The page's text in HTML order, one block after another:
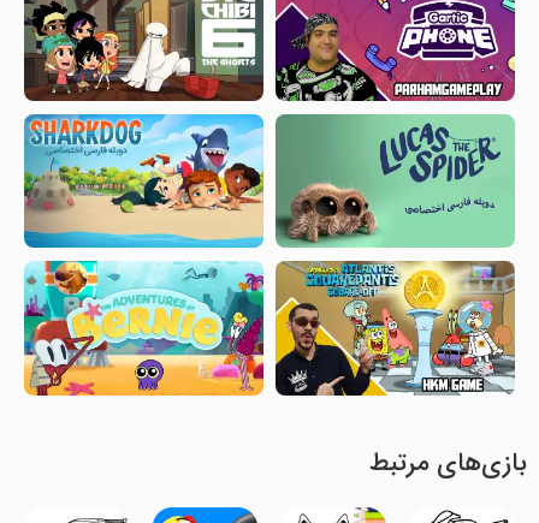
بازی‌های مرتبط